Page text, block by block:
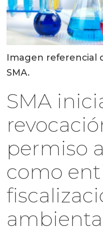
Imagen referencial
SMA.
SMA
permiso
como